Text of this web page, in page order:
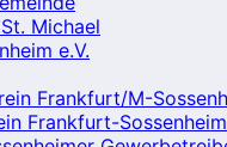
Michael
e.V.
Frankfurt/M-
Frankfurt-Sossenheim